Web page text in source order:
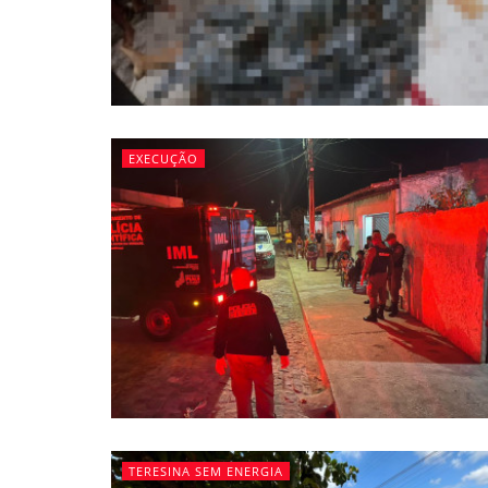
EXECUÇÃO
TERESINA SEM ENERGIA